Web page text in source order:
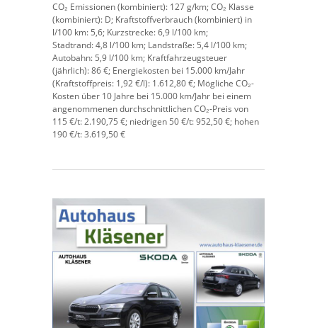
CO₂ Emissionen (kombiniert): 127 g/km;CO₂ Klasse
(kombiniert): D; Kraftstoffverbrauch (kombiniert) in
l/100 km: 5,6; Kurzstrecke:6,9 l/100 km;
Stadtrand:4,8 l/100 km; Landstraße: 5,4 l/100 km;
Autobahn: 5,9 l/100 km; Kraftfahrzeugsteuer
(jährlich):86 €; Energiekosten bei 15.000 km/Jahr
(Kraftstoffpreis: 1,92€/l): 1.612,80 €; Mögliche CO₂-
Kosten über 10 Jahre bei 15.000 km/Jahr bei einem
angenommenen durchschnittlichen CO₂-Preis von
115 €/t:2.190,75 €; niedrigen 50 €/t: 952,50 €; hohen
190 €/t: 3.619,50 €